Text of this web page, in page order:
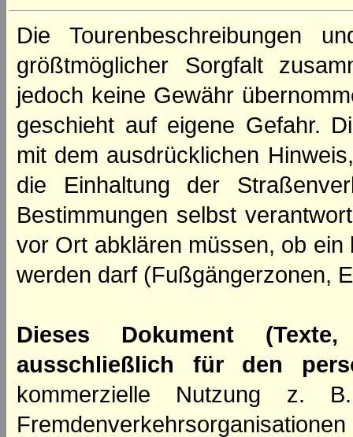
Die Tourenbeschreibungen
größtmöglicher Sorgfalt
jedoch keine Gewähr
geschieht auf eigene Gefahr.
mit dem ausdrücklichen
die Einhaltung der
Bestimmungen selbst
vor Ort abklären müssen, ob
werden darf (Fußgängerzonen,
Dieses Dokument
ausschließlich für den
kommerzielle Nutzung z.